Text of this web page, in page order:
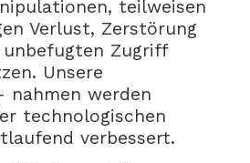
teilweisen
Verlust, Zerstörung
unbefugten Zugriff
Unsere
nahmen werden
technologischen
verbessert.